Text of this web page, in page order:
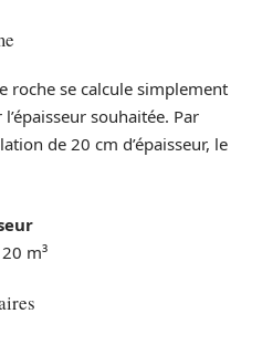
roche se calcule simplement
souhaitée. Par
de 20 cm d’épaisseur, le
m³